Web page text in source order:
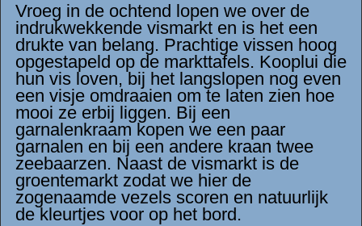
Vroeg in de ochtend lopen we over de
indrukwekkende vismarkt en is het een
drukte van belang. Prachtige vissen hoog
opgestapeld op de markttafels. Kooplui die
hun vis loven, bij het langslopen nog even
een visje omdraaien om te laten zien hoe
mooi ze erbij liggen. Bij een
garnalenkraam kopen we een paar
garnalen en bij een andere kraan twee
zeebaarzen. Naast de vismarkt is de
groentemarkt zodat we hier de
zogenaamde vezels scoren en natuurlijk
de kleurtjes voor op het bord.